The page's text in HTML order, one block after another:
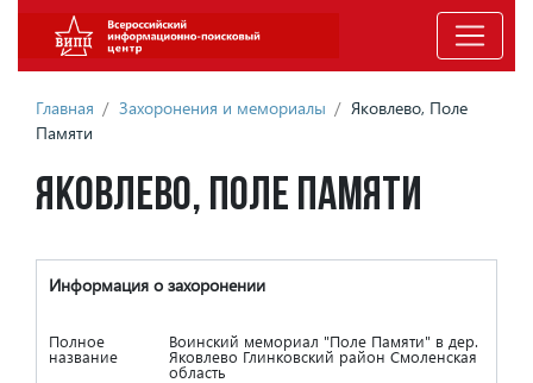
Главная / Захоронения и мемориалы / Яковлево, Поле
Памяти
Яковлево, Поле Памяти
Информация о захоронении
Полное
название
Воинский мемориал "Поле Памяти" в дер.
Яковлево Глинковский район Смоленская
область